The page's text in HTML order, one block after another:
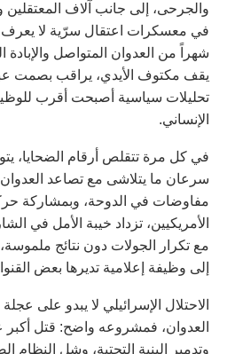
والجرحى، إلى جانب آلاف المعتقلين
شهراً من العدوان المتواصل والإبادة
يقف مكتوف الأيدي، يراقب بصمت
تحليلات سياسية أصبحت أقرب
الإنساني.
في كل مرة تتقلص أرقام الضحايا،
سرعان ما يتلاشى مع تصاعد
مفاوضات في الدوحة، وبمشاركة
الأمريكيين، تزداد خيبة الأمل في
مع تكرار الجولات دون نتائج
إلى وظيفة إعلامية تديرها بعض
الاحتلال الإسرائيلي لا يبدو على
العدوان، فمشروعه واضح: قتل
وتدمير البنية التحتية، وشل النظام